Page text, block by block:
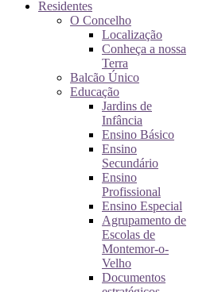
Residentes
O Concelho
Localização
Conheça a nossa
Terra
Balcão Único
Educação
Jardins de
Infância
Ensino Básico
Ensino
Secundário
Ensino
Profissional
Ensino Especial
Agrupamento de
Escolas de
Montemor-o-
Velho
Documentos